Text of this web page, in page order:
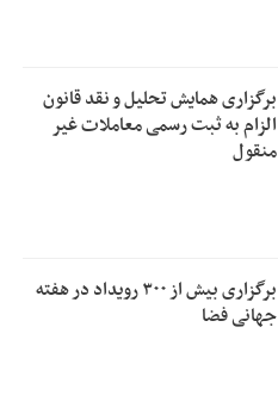
برگزاری همایش تحلیل و نقد قانون
الزام به ثبت رسمی معاملات غیر
منقول
برگزاری بیش از ۳۰۰ رویداد در هفته
جهانی فضا